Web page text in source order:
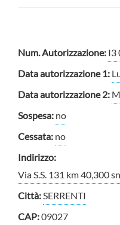
Num. Autorizzazione: I3
Data autorizzazione 1:
Data autorizzazione 2:
Sospesa: no
Cessata: no
Indirizzo:
Via S.S. 131 km 40,300
Città:SERRENTI
CAP:09027